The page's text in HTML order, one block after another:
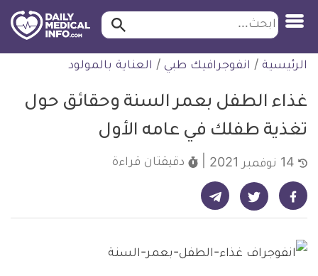
التخطي
للمحتوى
طبية
ابحث ابحث…
الرئيسية / انفوجرافيك طبي / العناية بالمولود
غذاء الطفل بعمر السنة وحقائق حول
تغذية طفلك في عامه الأول
دقيقتان قراءة
شارك على فيسبوك - ديلي ميديكال انفو شارك على تويتر - ديلي ميديكال انفو شارك على تيليجرام - ديلي ميديكال انفو